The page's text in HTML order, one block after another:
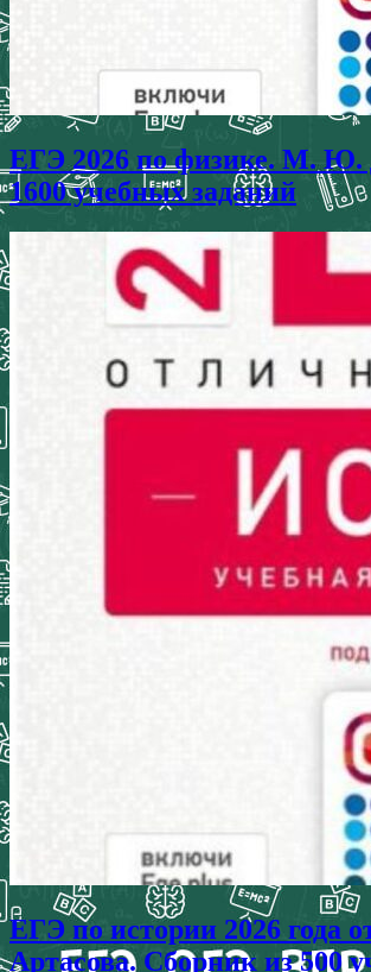
ЕГЭ 2026 по физике. М. Ю.
1600 учебных заданий
ЕГЭ по истории 2026 года
Артасова. Сборник из 500